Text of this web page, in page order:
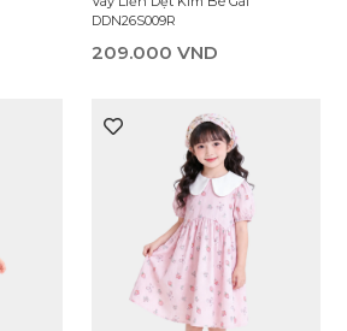
DDN26S009R
209.000 VND